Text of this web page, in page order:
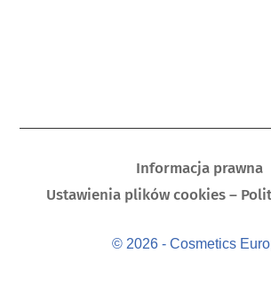
Informacja prawna
Ustawienia plików cookies –
© 2026 - Cosmetics